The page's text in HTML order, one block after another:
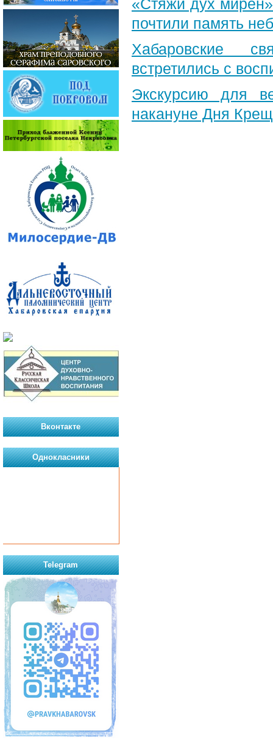
«Стяжи дух
почтили память
Хабаровские
встретились с
Экскурсию для
накануне Дня
Вконтакте
Однокласники
Telegram